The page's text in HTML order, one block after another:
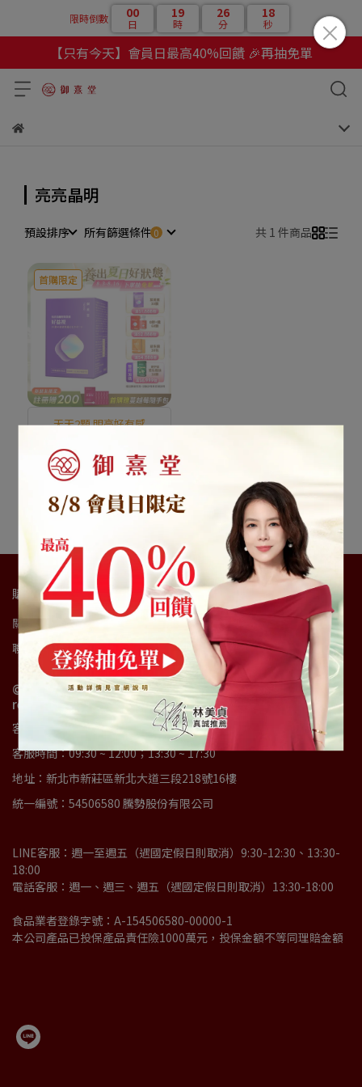
限時倒數 00
日
19
時
26
分
18
秒
【只有今天】會員日最高40%回饋 🎉再抽免單
亮亮晶明
預設排序 所有篩選條件 共 1 件商品
首購限定
天天2顆 明亮好有感
【新朋友首購價】好益視
葉黃素（60顆）（每會員
限購1盒、1次）
NT$990 NT$1,890
已售完
購物須知
關於我們 會員查詢 購物須知 會員服務條款
聯絡我們 團購經銷合作
© Copyright 2023, TSA international CO., LTD. All rights
reserved. 統一編號：54506580
客服專線：02-33225628
客服時間：09:30 ~ 12:00；13:30 ~ 17:30
地址：新北市新莊區新北大道三段218號16樓
統一編號：54506580 騰勢股份有限公司
LINE客服：週一至週五（遇國定假日則取消）9:30-12:30、13:30-
18:00
電話客服：週一、週三、週五（遇國定假日則取消）13:30-18:00
食品業者登錄字號：A-154506580-00000-1
本公司產品已投保產品責任險1000萬元，投保金額不等同理賠金額